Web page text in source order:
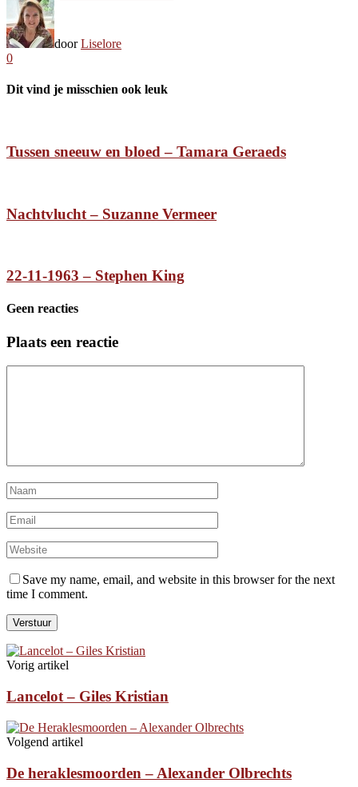
door Liselore
0
Dit vind je misschien ook leuk
Tussen sneeuw en bloed – Tamara Geraeds
Nachtvlucht – Suzanne Vermeer
22-11-1963 – Stephen King
Geen reacties
Plaats een reactie
Save my name, email, and website in this browser for the next
time I comment.
Vorig artikel
Lancelot – Giles Kristian
Volgend artikel
De heraklesmoorden – Alexander Olbrechts